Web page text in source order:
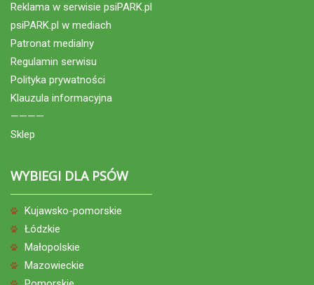
Reklama w serwisie psiPARK.pl
psiPARK.pl w mediach
Patronat medialny
Regulamin serwisu
Polityka prywatności
Klauzula informacyjna
————
Sklep
WYBIEGI DLA PSÓW
Kujawsko-pomorskie
Łódzkie
Małopolskie
Mazowieckie